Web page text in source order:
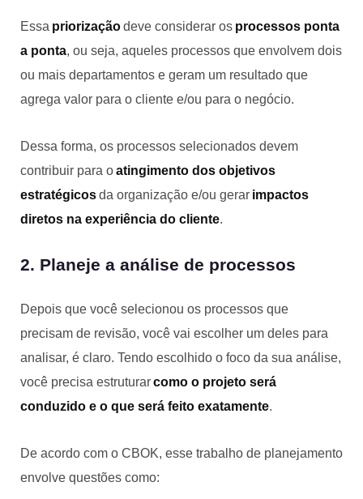
Essa priorizaçãodeve considerar os processos ponta
a ponta, ou seja, aqueles processos que envolvem dois
ou mais departamentos e geram um resultado que
agrega valor para o cliente e/ou para o negócio.
Dessa forma, os processos selecionados devem
contribuir para oatingimento dos objetivos
estratégicosda organização e/ou gerar impactos
diretos na experiência do cliente.
2. Planeje a análise de processos
Depois que você selecionou os processos que
precisam de revisão, você vai escolher um deles para
analisar, é claro. Tendo escolhido o foco da sua análise,
você precisa estruturarcomo o projeto será
conduzido e o que será feito exatamente.
De acordo com o CBOK, esse trabalho de planejamento
envolve questões como: